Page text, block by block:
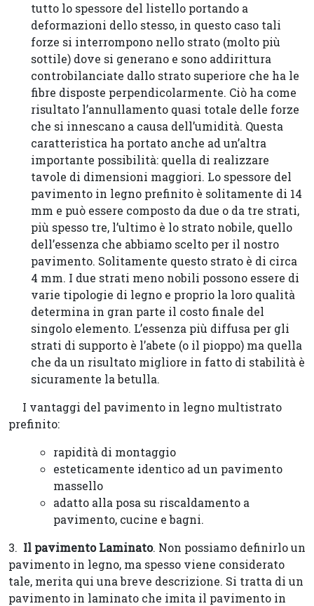
tutto lo spessore del listello portando a
deformazioni dello stesso, in questo caso tali
forze si interrompono nello strato (molto più
sottile) dove si generano e sono addirittura
controbilanciate dallo strato superiore che ha le
fibre disposte perpendicolarmente. Ciò ha come
risultato l’annullamento quasi totale delle forze
che si innescano a causa dell’umidità. Questa
caratteristica ha portato anche ad un’altra
importante possibilità: quella di realizzare
tavole di dimensioni maggiori. Lo spessore del
pavimento in legno prefinito è solitamente di 14
mm e può essere composto da due o da tre strati,
più spesso tre, l’ultimo è lo strato nobile, quello
dell’essenza che abbiamo scelto per il nostro
pavimento. Solitamente questo strato è di circa
4 mm. I due strati meno nobili possono essere di
varie tipologie di legno e proprio la loro qualità
determina in gran parte il costo finale del
singolo elemento. L’essenza più diffusa per gli
strati di supporto è l’abete (o il pioppo) ma quella
che da un risultato migliore in fatto di stabilità è
sicuramente la betulla.
I vantaggi del pavimento in legno multistrato
prefinito:
rapidità di montaggio
esteticamente identico ad un pavimento
massello
adatto alla posa su riscaldamento a
pavimento, cucine e bagni.
3. Il pavimento Laminato. Non possiamo definirlo un
pavimento in legno, ma spesso viene considerato
tale, merita qui una breve descrizione. Si tratta di un
pavimento in laminato che imita il pavimento in